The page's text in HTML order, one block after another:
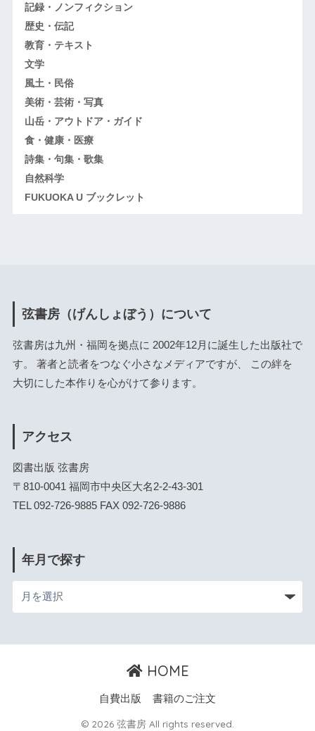
記録・ノンフィクション
歴史・伝記
教育・テキスト
文学
風土・民俗
美術・芸術・写真
山岳・アウトドア・ガイド
食・健康・医療
詩集・句集・歌集
自然科学
FUKUOKA U ブックレット
弦書房（げんしょぼう）について
弦書房は九州・福岡を拠点に 2002年12月に誕生した出版社で
す。 著者と読者をつなぐ小さなメディアですが、 この絆を
大切にした本作りを心がけて参ります。
アクセス
図書出版 弦書房
〒810-0041 福岡市中央区大名2-2-43-301
TEL 092-726-9885 FAX 092-726-9886
年月で探す
HOME
自費出版 書籍のご注文
© 2026 弦書房 All rights reserved.